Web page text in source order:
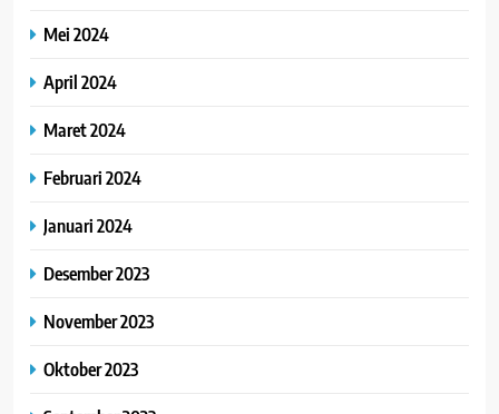
Mei 2024
April 2024
Maret 2024
Februari 2024
Januari 2024
Desember 2023
November 2023
Oktober 2023